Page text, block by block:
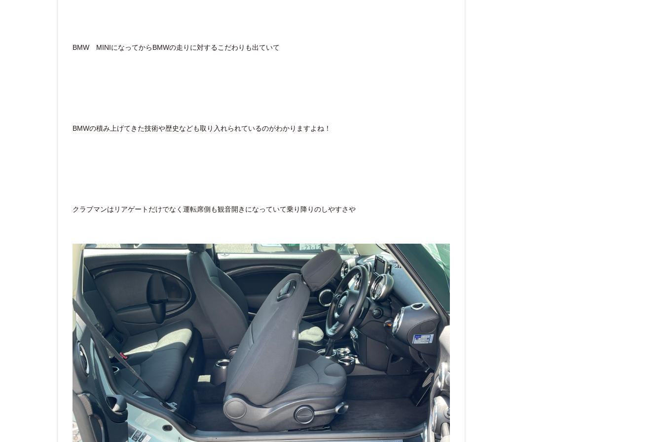
BMW MINIになってからBMWの走りに対するこだわりも出ていて
BMWの積み上げてきた技術や歴史なども取り入れられているのがわかりますよね！
クラブマンはリアゲートだけでなく運転席側も観音開きになっていて乗り降りのしやすさや